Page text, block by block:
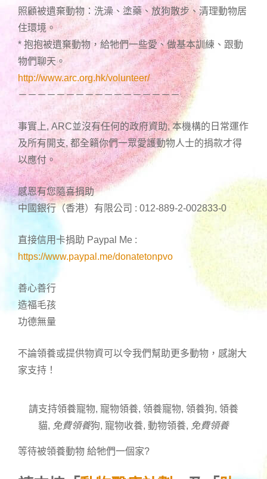
照顧被遺棄動物：洗澡、塗藥、放狗散步、清理動物居
住環境。
* 抱抱被遺棄動物，給牠們一些愛、做基本訓練、跟動
物們聊天。
http://www.arc.org.hk/volunteer/
－－－－－－－－－－－－－－－－－
事實上, ARC並沒有任何的政府資助, 本機構的日常運作
及所有開支, 都全籟你們一眾愛護動物人士的捐款才得
以應付。
感恩有您隨喜捐助
中國銀行（香港）有限公司 : 012-889-2-002833-0
直接信用卡捐助 Paypal Me :
https://www.paypal.me/donatetonpvo
善心善行
造福毛孩
功德無量
不論領養或提供物資可以令我們幫助更多動物，感謝大
家支持！
請支持領養寵物, 寵物領養, 領養寵物, 領養狗, 領養
貓, 免費領養狗, 寵物收養, 動物領養, 免費領養
等待被領養動物 給牠們一個家?